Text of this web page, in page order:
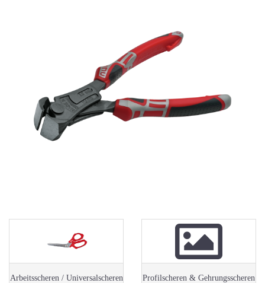
Arbeitsscheren / Universalscheren Profilscheren & Gehrungsscheren